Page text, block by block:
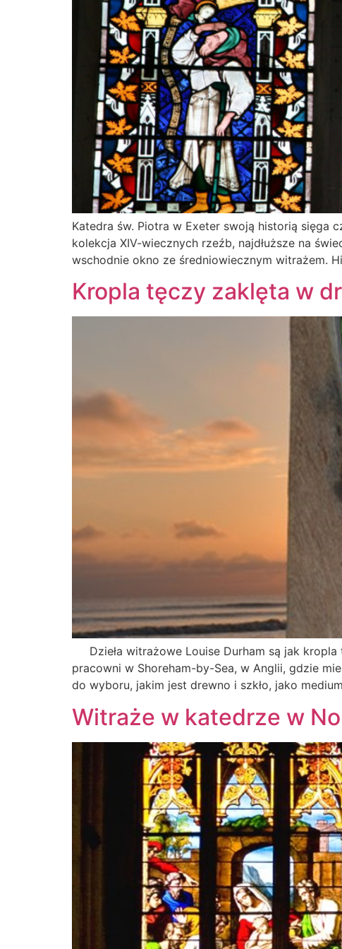
Katedra św. Piotra w Exeter swoją historią sięga
kolekcja XIV-wiecznych rzeźb, najdłuższe na
wschodnie okno ze średniowiecznym witrażem.
Kropla tęczy zaklęta w
Dzieła witrażowe Louise Durham są jak
pracowni w Shoreham-by-Sea, w Anglii, gdzie
do wyboru, jakim jest drewno i szkło, jako
Witraże w katedrze w